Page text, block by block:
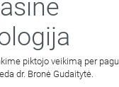
piktojo veikimą per
dr. Bronė Gudaitytė.